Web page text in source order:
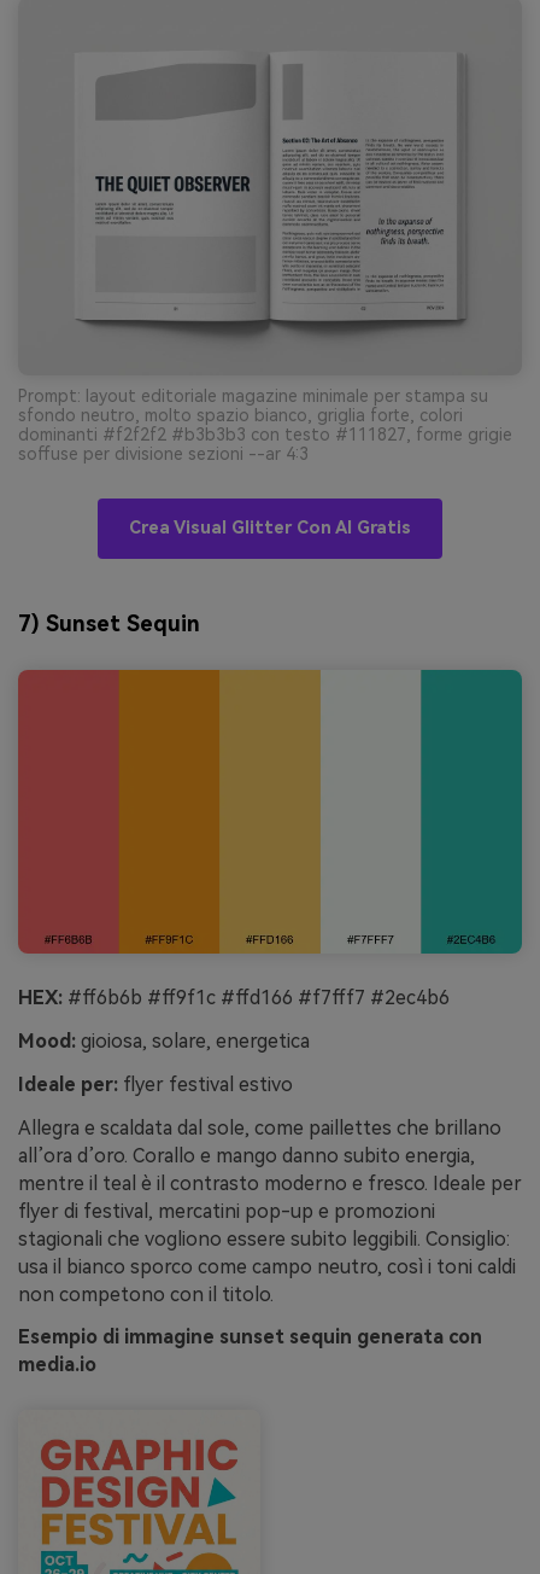
Prompt: layout editoriale magazine minimale per stampa su
sfondo neutro, molto spazio bianco, griglia forte, colori
dominanti #f2f2f2 #b3b3b3 con testo #111827, forme grigie
soffuse per divisione sezioni --ar 4:3
Crea Visual Glitter Con AI Gratis
7) Sunset Sequin
HEX: #ff6b6b #ff9f1c #ffd166 #f7fff7 #2ec4b6
Mood: gioiosa, solare, energetica
Ideale per: flyer festival estivo
Allegra e scaldata dal sole, come paillettes che brillano
all’ora d’oro. Corallo e mango danno subito energia,
mentre il teal è il contrasto moderno e fresco. Ideale per
flyer di festival, mercatini pop-up e promozioni
stagionali che vogliono essere subito leggibili. Consiglio:
usa il bianco sporco come campo neutro, così i toni caldi
non competono con il titolo.
Esempio di immagine sunset sequin generata con
media.io